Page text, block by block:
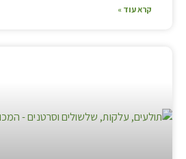
קרא עוד »